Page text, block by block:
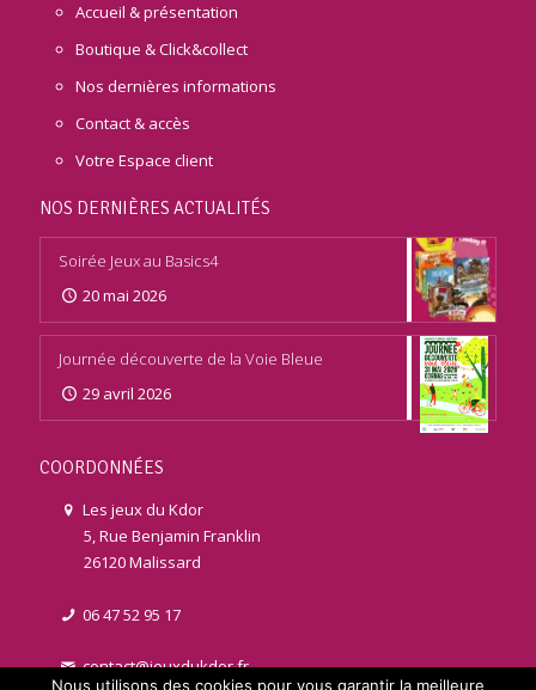
Accueil & présentation
Boutique & Click&collect
Nos dernières informations
Contact & accès
Votre Espace client
NOS DERNIÈRES ACTUALITÉS
Soirée Jeux au Basics4
20 mai 2026
Journée découverte de la Voie Bleue
29 avril 2026
COORDONNÉES
Les jeux du Kdor
5, Rue Benjamin Franklin
26120 Malissard
06 47 52 95 17
contact@jeuxdukdor.fr
Nous utilisons des cookies pour vous garantir la meilleure